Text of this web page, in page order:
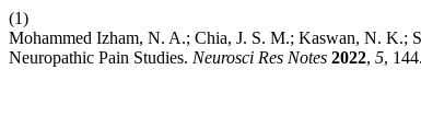
(1)
Mohammed Izham, N. A.; Chia, J. S. M.; Kaswan, N. K.;
Neuropathic Pain Studies. Neurosci Res Notes 2022, 5, 144.